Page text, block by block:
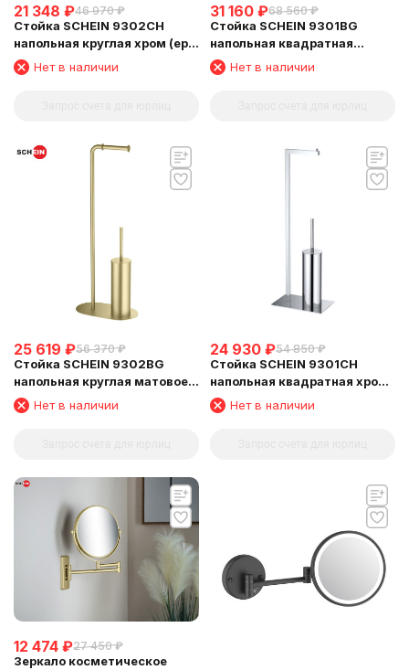
21 348 ₽46 970 ₽
Стойка SCHEIN 9302CH
напольная круглая хром (ерш
хром + бумагодержатель
без крышки) из латуни
Нет в наличии
31 160 ₽68 560 ₽
Стойка SCHEIN 9301BG
напольная квадратная
матовое золото (ерш хром +
бумагодержатель без
Нет в наличии
25 619 ₽56 370 ₽
Стойка SCHEIN 9302BG
напольная круглая матовое
золото (ерш хром +
бумагодержатель без
Нет в наличии
24 930 ₽54 850 ₽
Стойка SCHEIN 9301CH
напольная квадратная хром
(ерш хром +
бумагодержатель без
Нет в наличии
12 474 ₽27 450 ₽
Зеркало косметическое